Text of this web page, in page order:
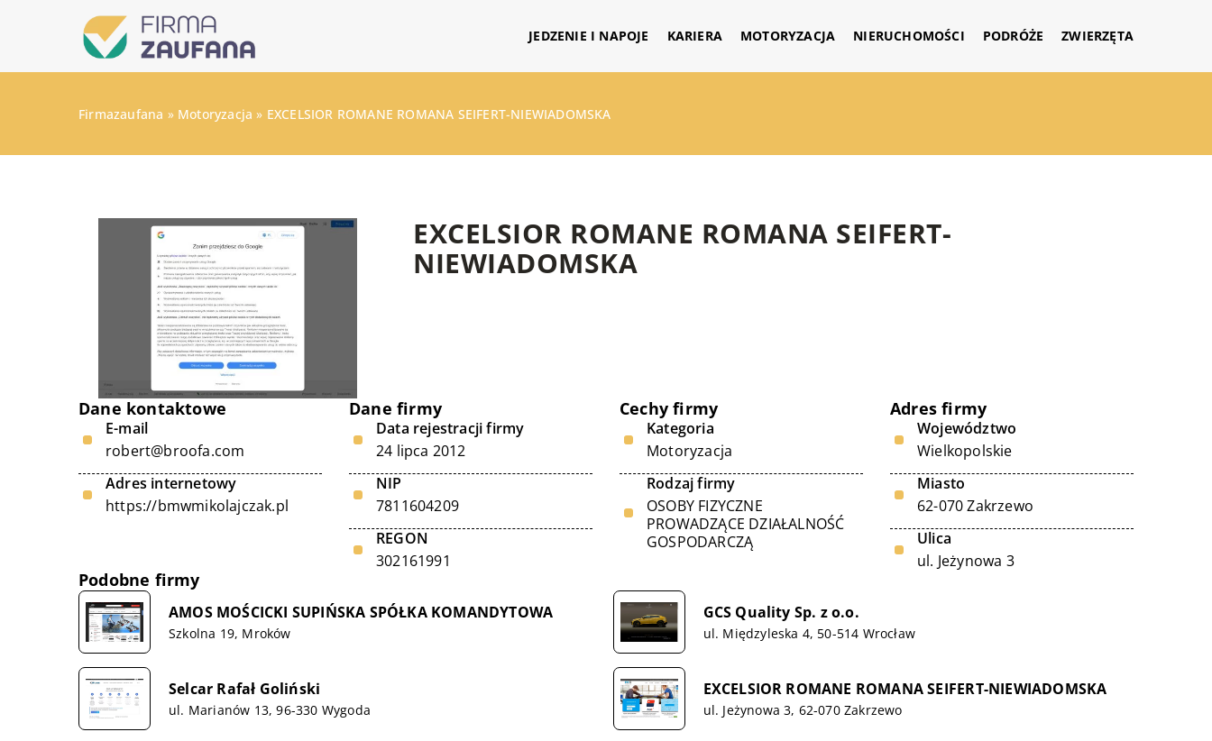
JEDZENIE I NAPOJE KARIERA MOTORYZACJA NIERUCHOMOŚCI PODRÓŻE ZWIERZĘTA
Firmazaufana » Motoryzacja » EXCELSIOR ROMANE ROMANA SEIFERT-NIEWIADOMSKA
EXCELSIOR ROMANE ROMANA SEIFERT-
NIEWIADOMSKA
Dane kontaktowe
E-mail
robert@broofa.com
Adres internetowy
https://bmwmikolajczak.pl
Dane firmy
Data rejestracji firmy
24 lipca 2012
NIP
7811604209
REGON
302161991
Cechy firmy
Kategoria
Motoryzacja
Rodzaj firmy
OSOBY FIZYCZNE
PROWADZĄCE DZIAŁALNOŚĆ
GOSPODARCZĄ
Adres firmy
Województwo
Wielkopolskie
Miasto
62-070 Zakrzewo
Ulica
ul. Jeżynowa 3
Podobne firmy
AMOS MOŚCICKI SUPIŃSKA SPÓŁKA KOMANDYTOWA
Szkolna 19, Mroków
GCS Quality Sp. z o.o.
ul. Międzyleska 4, 50-514 Wrocław
Selcar Rafał Goliński
ul. Marianów 13, 96-330 Wygoda
EXCELSIOR ROMANE ROMANA SEIFERT-NIEWIADOMSKA
ul. Jeżynowa 3, 62-070 Zakrzewo